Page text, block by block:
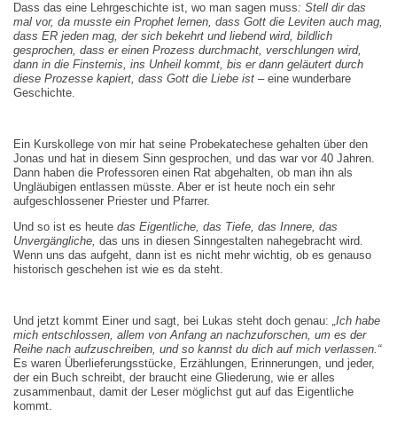
Dass das eine Lehrgeschichte ist, wo man sagen muss: Stell dir das
mal vor, da musste ein Prophet lernen, dass Gott die Leviten auch mag,
dass ER jeden mag, der sich bekehrt und liebend wird, bildlich
gesprochen, dass er einen Prozess durchmacht, verschlungen wird,
dann in die Finsternis, ins Unheil kommt, bis er dann geläutert durch
diese Prozesse kapiert, dass Gott die Liebe ist – eine wunderbare
Geschichte.
Ein Kurskollege von mir hat seine Probekatechese gehalten über den
Jonas und hat in diesem Sinn gesprochen, und das war vor 40 Jahren.
Dann haben die Professoren einen Rat abgehalten, ob man ihn als
Ungläubigen entlassen müsste. Aber er ist heute noch ein sehr
aufgeschlossener Priester und Pfarrer.
Und so ist es heute das Eigentliche, das Tiefe, das Innere, das
Unvergängliche, das uns in diesen Sinngestalten nahegebracht wird.
Wenn uns das aufgeht, dann ist es nicht mehr wichtig, ob es genauso
historisch geschehen ist wie es da steht.
Und jetzt kommt Einer und sagt, bei Lukas steht doch genau: „Ich habe
mich entschlossen, allem von Anfang an nachzuforschen, um es der
Reihe nach aufzuschreiben, und so kannst du dich auf mich verlassen.“
Es waren Überlieferungsstücke, Erzählungen, Erinnerungen, und jeder,
der ein Buch schreibt, der braucht eine Gliederung, wie er alles
zusammenbaut, damit der Leser möglichst gut auf das Eigentliche
kommt.